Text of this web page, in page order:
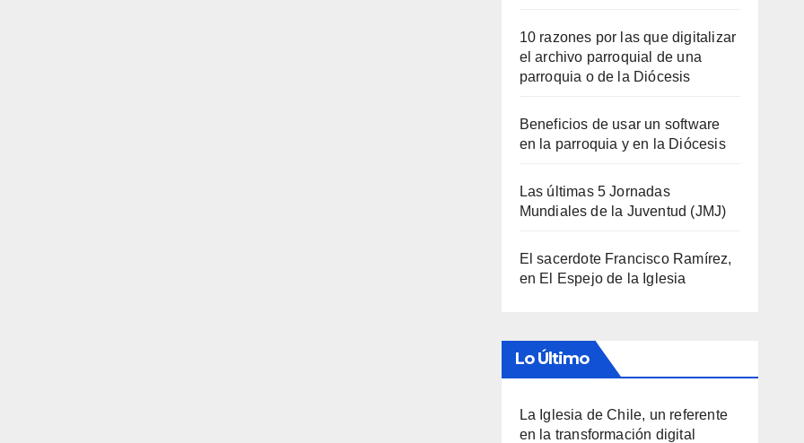
10 razones por las que digitalizar
el archivo parroquial de una
parroquia o de la Diócesis
Beneficios de usar un software
en la parroquia y en la Diócesis
Las últimas 5 Jornadas
Mundiales de la Juventud (JMJ)
El sacerdote Francisco Ramírez,
en El Espejo de la Iglesia
Lo Último
La Iglesia de Chile, un referente
en la transformación digital